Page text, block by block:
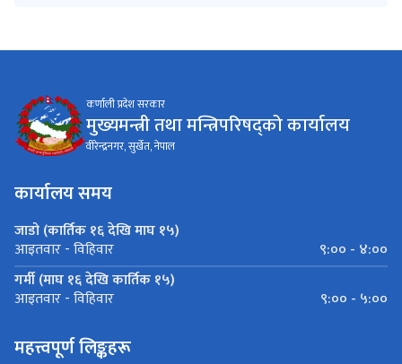
कर्णाली प्रदेश सरकार
मुख्यमन्त्री तथा मन्त्रिपरिषद्को कार्यालय
वीरेन्द्रनगर, सुर्खेत, नेपाल
कार्यालय समय
जाडो (कार्तिक १६ देखि माघ १५)
आइतवार - विहिवार
९:०० - ४:००
गर्मी (माघ १६ देखि कार्तिक १५)
आइतवार - विहिवार ९:०० - ५:००
महत्त्वपूर्ण लिङ्कहरू